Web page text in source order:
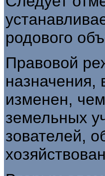
родового
Правовой
изменен,
земельных
зователей,